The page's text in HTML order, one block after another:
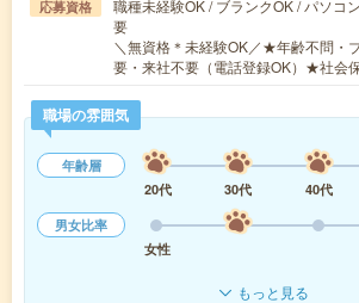
応募資格
職種未経験OK / ブランクOK / パソコ
要
＼無資格＊未経験OK／★年齢不問・
要・来社不要（電話登録OK）★社会
職場の雰囲気
年齢層
20代
30代 40代
男女比率
女性
もっと見る